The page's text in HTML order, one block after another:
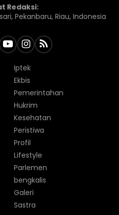
Redaksi:
Pekanbaru, Riau, Indonesia
Iptek
Ekbis
Pemerintahan
Hukrim
Kesehatan
Peristiwa
Profil
Lifestyle
Parlemen
bengkalis
Galeri
Sastra